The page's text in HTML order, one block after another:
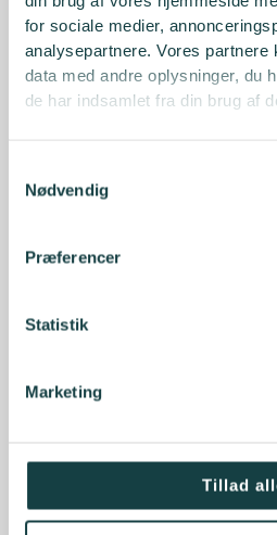
for sociale medier,
analysepartnere. Vores partnere
data med andre oplysninger, du
de har indsamlet fra din brug af
Nødvendig
Præferencer
Statistik
Marketing
Tillad